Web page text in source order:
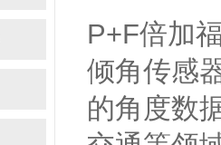
P+F倍加
倾角传感
的角度数